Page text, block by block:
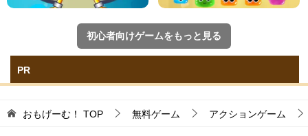
初心者向けゲームをもっと見る
PR
おもげーむ！ TOP 無料ゲーム アクションゲーム